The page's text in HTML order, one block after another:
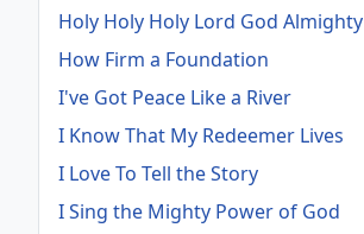
Holy Holy Holy Lord God Almighty
How Firm a Foundation
I've Got Peace Like a River
I Know That My Redeemer Lives
I Love To Tell the Story
I Sing the Mighty Power of God